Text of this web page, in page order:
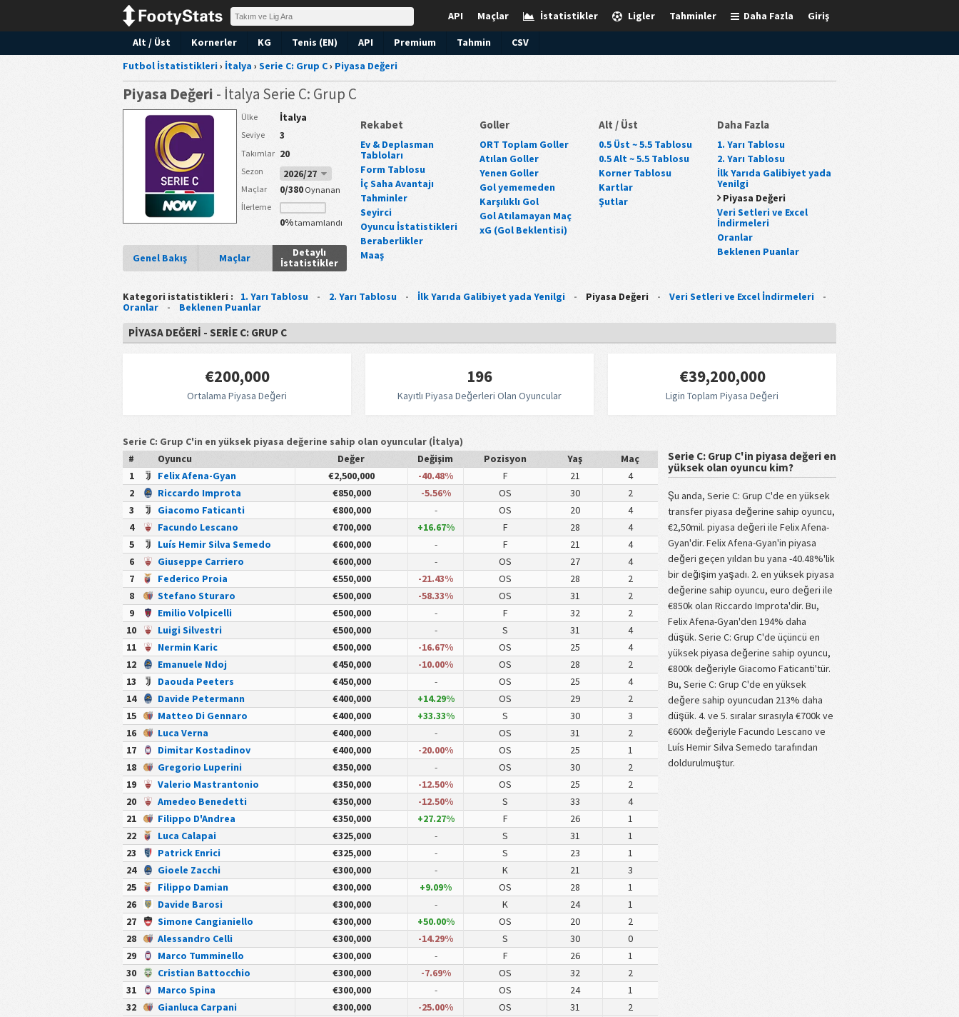
Giriş
Daha Fazla
Tahminler
Ligler
İstatistikler
Maçlar
API
Alt / Üst Kornerler KG Tenis (EN) API Premium Tahmin
CSV
Futbol İstatistikleri› İtalya › Serie C: Grup C› Piyasa Değeri
Piyasa Değeri - İtalya Serie C: Grup C
Ülke İtalya
Seviye 3
Takımlar 20
Sezon 2026/27
Maçlar 0/380Oynanan
İlerleme
0%tamamlandı
Genel Bakış Maçlar
Detaylı
İstatistikler
Rekabet
Ev & Deplasman
Tabloları
Form Tablosu
İç Saha Avantajı
Tahminler
Seyirci
Oyuncu İstatistikleri
Beraberlikler
Maaş
Goller
ORT Toplam Goller
Atılan Goller
Yenen Goller
Gol yememeden
Karşılıklı Gol
Gol Atılamayan Maç
xG (Gol Beklentisi)
Alt / Üst
0.5 Üst ~ 5.5 Tablosu
0.5 Alt ~ 5.5 Tablosu
Korner Tablosu
Kartlar
Şutlar
Daha Fazla
1. Yarı Tablosu
2. Yarı Tablosu
İlk Yarıda Galibiyet yada
Yenilgi
Piyasa Değeri
Veri Setleri ve Excel
İndirmeleri
Oranlar
Beklenen Puanlar
Kategori istatistikleri : 1. Yarı Tablosu - 2. Yarı Tablosu - İlk Yarıda Galibiyet yada Yenilgi - Piyasa Değeri - Veri Setleri ve Excel İndirmeleri -
Oranlar - Beklenen Puanlar
PIYASA DEĞERI - SERIE C: GRUP C
€200,000
Ortalama Piyasa Değeri
196
Kayıtlı Piyasa Değerleri Olan Oyuncular
€39,200,000
Ligin Toplam Piyasa Değeri
Serie C: Grup C'in en yüksek piyasa değerine sahip olan oyuncular (İtalya)
#
Oyuncu Değer Değişim Pozisyon Yaş
Maç
1
Felix Afena-Gyan €2,500,000 -40.48% F 21
4
2
Riccardo Improta €850,000 -5.56% OS 30
2
3
Giacomo Faticanti €800,000 - OS 20
4
4
Facundo Lescano €700,000 +16.67% F 28
4
5
Luís Hemir Silva Semedo €600,000 - F 21
4
6
Giuseppe Carriero €600,000 - OS 27
4
7
Federico Proia €550,000 -21.43% OS 28
2
8
Stefano Sturaro €500,000 -58.33% OS 31
2
9
Emilio Volpicelli €500,000 - F 32
2
10
Luigi Silvestri €500,000 - S 31
4
11
Nermin Karic €500,000 -16.67% OS 25
4
12
Emanuele Ndoj €450,000 -10.00% OS 28
2
13
Daouda Peeters €450,000 - OS 25
4
14
Davide Petermann €400,000 +14.29% OS 29
2
15
Matteo Di Gennaro €400,000 +33.33% S 30
3
16
Luca Verna €400,000 - OS 31
2
17
Dimitar Kostadinov €400,000 -20.00% OS 25
1
18
Gregorio Luperini €350,000 - OS 30
2
19
Valerio Mastrantonio €350,000 -12.50% OS 25
2
20
Amedeo Benedetti €350,000 -12.50% S 33
4
21
Filippo D'Andrea €350,000 +27.27% F 26
1
22
Luca Calapai €325,000 - S 31
1
23
Patrick Enrici €325,000 - S 23
1
24
Gioele Zacchi €300,000 - K 21
3
25
Filippo Damian €300,000 +9.09% OS 28
1
26
Davide Barosi €300,000 - K 24
1
27
Simone Cangianiello €300,000 +50.00% OS 20
2
28
Alessandro Celli €300,000 -14.29% S 30
0
29
Marco Tumminello €300,000 - F 26
1
30
Cristian Battocchio €300,000 -7.69% OS 32
2
31
Marco Spina €300,000 - OS 24
1
32
Gianluca Carpani €300,000 -25.00% OS 31
2
Serie C: Grup C'in piyasa değeri en
yüksek olan oyuncu kim?
Şu anda, Serie C: Grup C'de en yüksek
transfer piyasa değerine sahip oyuncu,
€2,50mil. piyasa değeri ile Felix Afena-
Gyan'dir. Felix Afena-Gyan'in piyasa
değeri geçen yıldan bu yana -40.48%'lik
bir değişim yaşadı. 2. en yüksek piyasa
değerine sahip oyuncu, euro değeri ile
€850k olan Riccardo Improta'dir. Bu,
Felix Afena-Gyan'den 194% daha
düşük. Serie C: Grup C'de üçüncü en
yüksek piyasa değerine sahip oyuncu,
€800k değeriyle Giacomo Faticanti'tür.
Bu, Serie C: Grup C'de en yüksek
değere sahip oyuncudan 213% daha
düşük. 4. ve 5. sıralar sırasıyla €700k ve
€600k değeriyle Facundo Lescano ve
Luís Hemir Silva Semedo tarafından
doldurulmuştur.